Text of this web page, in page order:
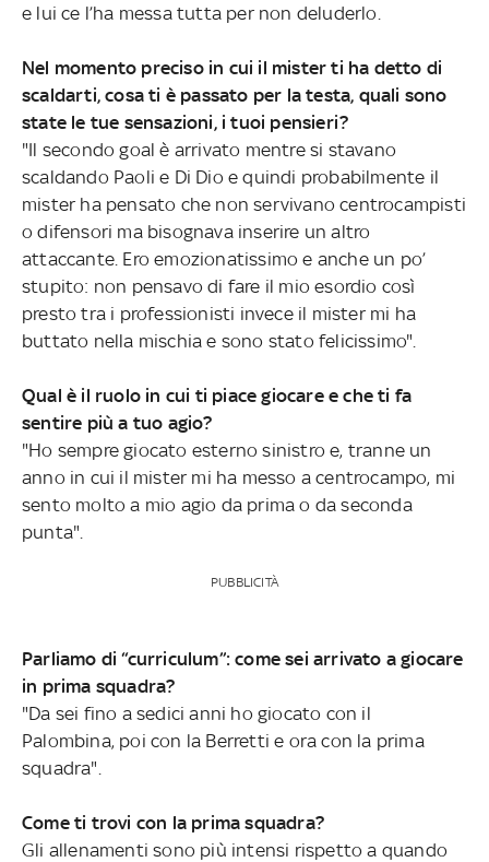
e lui ce l’ha messa tutta per non deluderlo.
Nel momento preciso in cui il mister ti ha detto di
scaldarti, cosa ti è passato per la testa, quali sono
state le tue sensazioni, i tuoi pensieri?
"Il secondo goal è arrivato mentre si stavano
scaldando Paoli e Di Dio e quindi probabilmente il
mister ha pensato che non servivano centrocampisti
o difensori ma bisognava inserire un altro
attaccante. Ero emozionatissimo e anche un po’
stupito: non pensavo di fare il mio esordio così
presto tra i professionisti invece il mister mi ha
buttato nella mischia e sono stato felicissimo".
Qual è il ruolo in cui ti piace giocare e che ti fa
sentire più a tuo agio?
"Ho sempre giocato esterno sinistro e, tranne un
anno in cui il mister mi ha messo a centrocampo, mi
sento molto a mio agio da prima o da seconda
punta".
PUBBLICITÀ
Parliamo di “curriculum”: come sei arrivato a giocare
in prima squadra?
"Da sei fino a sedici anni ho giocato con il
Palombina, poi con la Berretti e ora con la prima
squadra".
Come ti trovi con la prima squadra?
Gli allenamenti sono più intensi rispetto a quando